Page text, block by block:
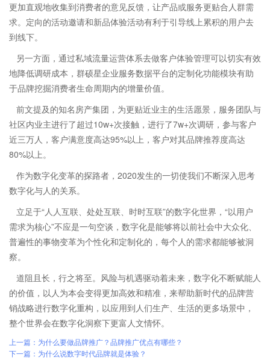
更加直观地收集到消费者的意见反馈，让产品或服务更贴合人群需
求。定向的活动邀请和新品体验活动有利于引导线上累积的用户去
到线下。
另一方面，通过私域流量运营体系去做客户体验管理可以切实有效
地降低调研成本，群硕星企业服务数据平台的定制化功能模块有助
于品牌挖掘消费者生命周期内的增量价值。
前文提及的知名房产集团，为更贴近业主的生活愿景，服务团队与
社区内业主进行了超过10w+次接触，进行了7w+次调研，参与客户
近三万人，客户满意度高达95%以上，客户对其品牌推荐度高达
80%以上。
作为数字化变革的探路者，2020发生的一切使我们不断深入思考
数字化与人的关系。
立足于“人人互联、处处互联、时时互联”的数字化世界，“以用户
需求为核心”不应是一句空谈，数字化是能够将以前社会中大众化、
普遍性的事物变革为个性化和定制化的，每个人的需求都能够被洞
察。
道阻且长，行之将至。风险与机遇驱动着未来，数字化不断赋能人
的价值，以人为本会变得更加高效和精准，来帮助新时代的品牌营
销战略进行数字化重构，以应用到人们生产、生活的更多场景中，
整个世界会在数字化洞察下更富人文情怀。
上一篇：为什么要做品牌推广？品牌推广优点有哪些？
下一篇：为什么说数字时代品牌就是体验？